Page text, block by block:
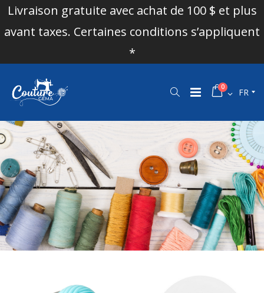
Livraison gratuite avec achat de 100 $ et plus
avant taxes. Certaines conditions s’appliquent
*
0 FR